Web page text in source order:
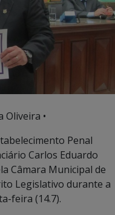
Oliveira •
Penal
Carlos Eduardo
Câmara Municipal de
Legislativo durante a
feira (14.7).